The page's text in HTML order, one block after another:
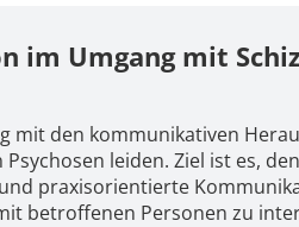
im Umgang mit
mit den kommunikativen
leiden. Ziel ist es,
praxisorientierte
betroffenen Personen zu